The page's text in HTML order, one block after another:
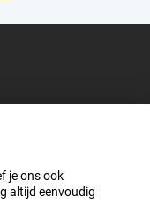
je ons ook
altijd eenvoudig